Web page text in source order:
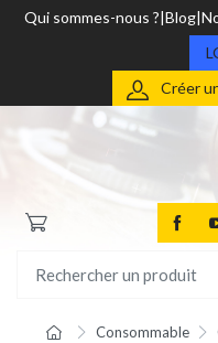
Qui sommes-nous ? Blog
Créer
Consommable